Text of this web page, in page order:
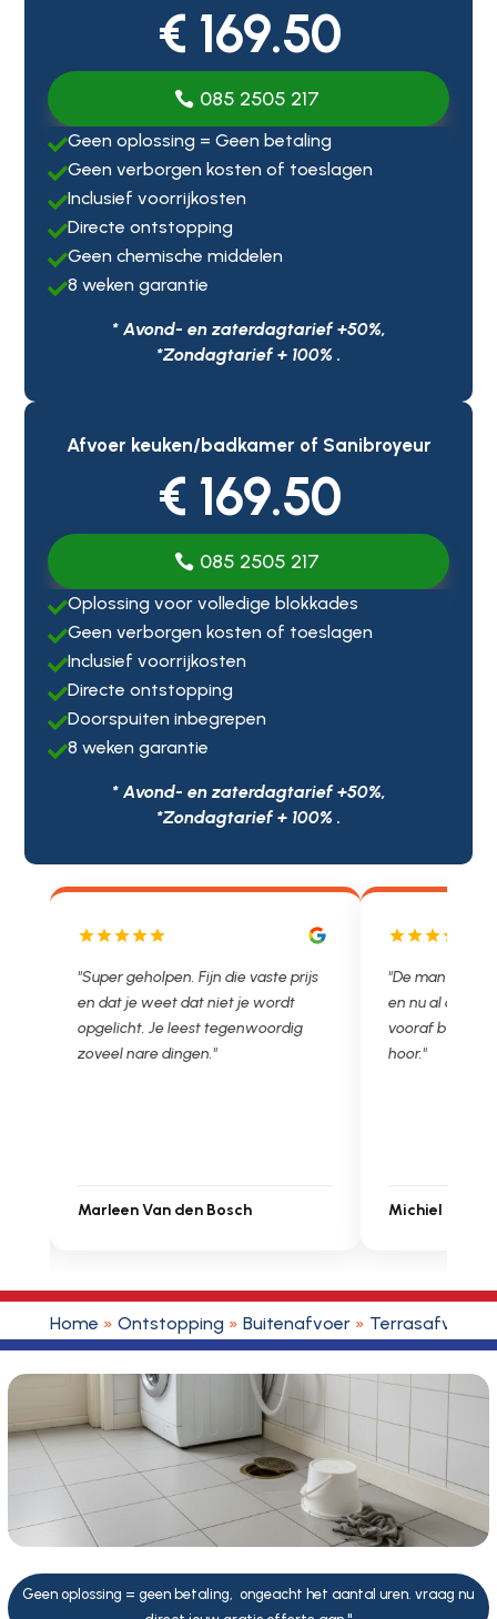
€ 169.50
085 2505 217
Geen oplossing = Geen betaling
Geen verborgen kosten of toeslagen
Inclusief voorrijkosten
Directe ontstopping
Geen chemische middelen
8 weken garantie
* Avond- en zaterdagtarief +50%,
*Zondagtarief + 100% .
Afvoer keuken/badkamer of Sanibroyeur
€ 169.50
085 2505 217
Oplossing voor volledige blokkades
Geen verborgen kosten of toeslagen
Inclusief voorrijkosten
Directe ontstopping
Doorspuiten inbegrepen
8 weken garantie
* Avond- en zaterdagtarief +50%,
*Zondagtarief + 100% .
"De man rijden net weg. 11.00 gebeld
en nu al opgelost voor een vast en
vooraf besproken tarief. Lekker
hoor."
Michiel Uitdenbongerd
"Wat een fijn
met een
je niet zo goed
Ontstoppen.nl
Sarah Touat
Home » Ontstopping » Buitenafvoer» Terrasafvoer
Geen oplossing = geen betaling, ongeacht het aantal uren. vraag nu